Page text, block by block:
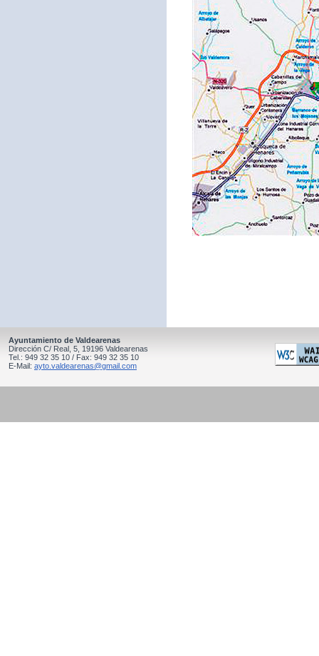
Ayuntamiento de Valdearenas
Dirección C/ Real, 5, 19196 Valdearenas
Tel.: 949 32 35 10 / Fax: 949 32 35 10
E-Mail: ayto.valdearenas@gmail.com